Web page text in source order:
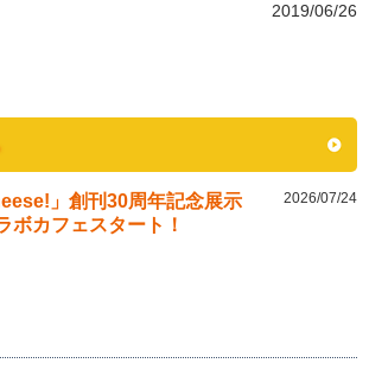
2019/06/26
」創刊30周年記念展示
ボカフェスタート！
2026/07/24